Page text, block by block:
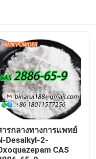
ารกลางทางการแพทย์
Desalkyl-2-
CAS